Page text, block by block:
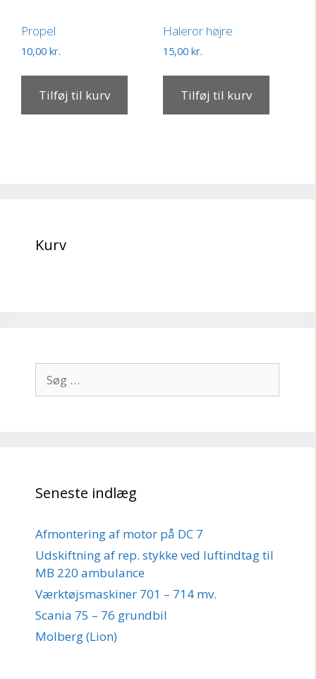
Propel
10,00 kr.
Tilføj til kurv
Haleror højre
15,00 kr.
Tilføj til kurv
Kurv
efter:
Seneste indlæg
Afmontering af motor på DC 7
Udskiftning af rep. stykke ved luftindtag til
MB 220 ambulance
Værktøjsmaskiner 701 – 714 mv.
Scania 75 – 76 grundbil
Molberg (Lion)